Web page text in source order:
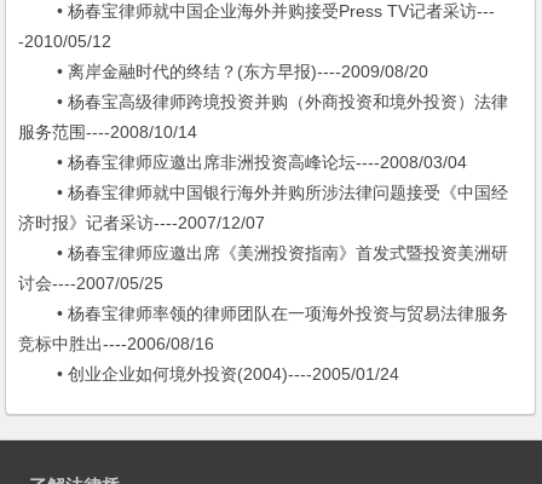
• 杨春宝律师就中国企业海外并购接受Press TV记者采访---
-2010/05/12
• 离岸金融时代的终结？(东方早报)----2009/08/20
• 杨春宝高级律师跨境投资并购（外商投资和境外投资）法律
服务范围----2008/10/14
• 杨春宝律师应邀出席非洲投资高峰论坛----2008/03/04
• 杨春宝律师就中国银行海外并购所涉法律问题接受《中国经
济时报》记者采访----2007/12/07
• 杨春宝律师应邀出席《美洲投资指南》首发式暨投资美洲研
讨会----2007/05/25
• 杨春宝律师率领的律师团队在一项海外投资与贸易法律服务
竞标中胜出----2006/08/16
• 创业企业如何境外投资(2004)----2005/01/24